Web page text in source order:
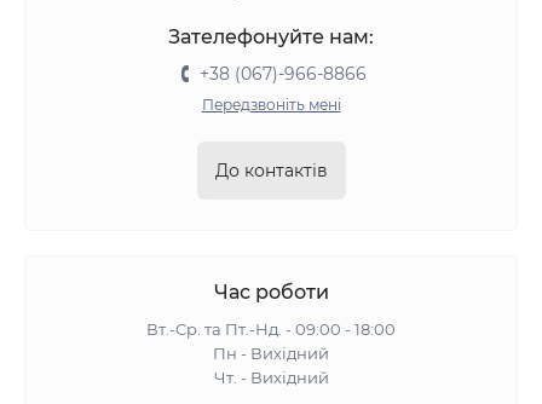
Зателефонуйте нам:
+38 (067)-966-8866
Передзвоніть мені
До контактів
Час роботи
Вт.-Ср. та Пт.-Нд. - 09:00 - 18:00
Пн - Вихідний
Чт. - Вихідний